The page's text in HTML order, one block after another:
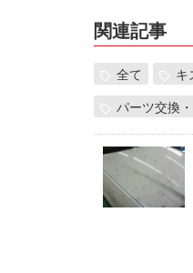
関連記事
全て キ
パーツ交換